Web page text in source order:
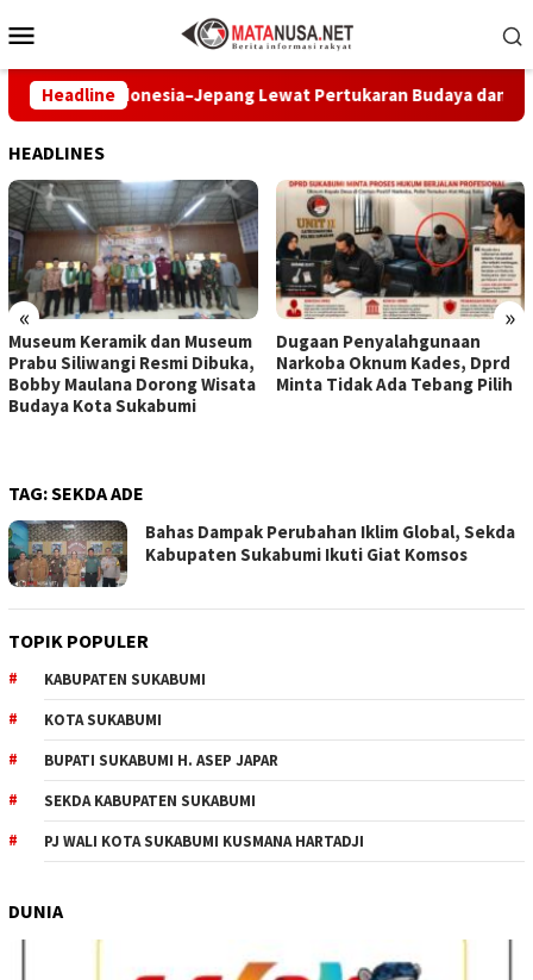
ke
Mobile
Headline
Indonesia–Jepang Lewat Pertukaran Budaya dan Aksi
HEADLINES
« »
Museum Keramik dan Museum
Prabu Siliwangi Resmi Dibuka,
Bobby Maulana Dorong Wisata
Budaya Kota Sukabumi
Dugaan Penyalahgunaan
Narkoba Oknum Kades, Dprd
Minta Tidak Ada Tebang Pilih
TAG:SEKDA ADE
Bahas Dampak Perubahan Iklim Global, Sekda
Kabupaten Sukabumi Ikuti Giat Komsos
TOPIK POPULER
KABUPATEN SUKABUMI
KOTA SUKABUMI
BUPATI SUKABUMI H. ASEP JAPAR
SEKDA KABUPATEN SUKABUMI
PJ WALI KOTA SUKABUMI KUSMANA HARTADJI
DUNIA